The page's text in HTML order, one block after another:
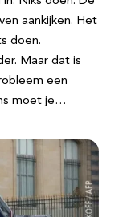
aankijken. Het
doen.
Maar dat is
een
moet je…